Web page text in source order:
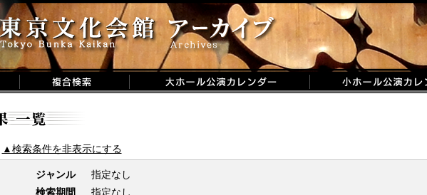
▲検索条件を非表示にする
ジャンル
指定なし
検索期間
指定なし